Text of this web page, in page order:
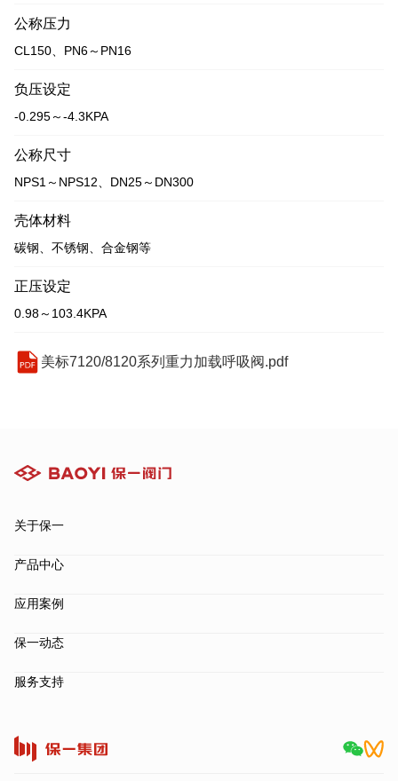
公称压力
CL150、PN6～PN16
负压设定
-0.295～-4.3KPA
公称尺寸
NPS1～NPS12、DN25～DN300
壳体材料
碳钢、不锈钢、合金钢等
正压设定
0.98～103.4KPA
美标7120/8120系列重力加载呼吸阀.pdf
关于保一
产品中心
应用案例
保一动态
服务支持